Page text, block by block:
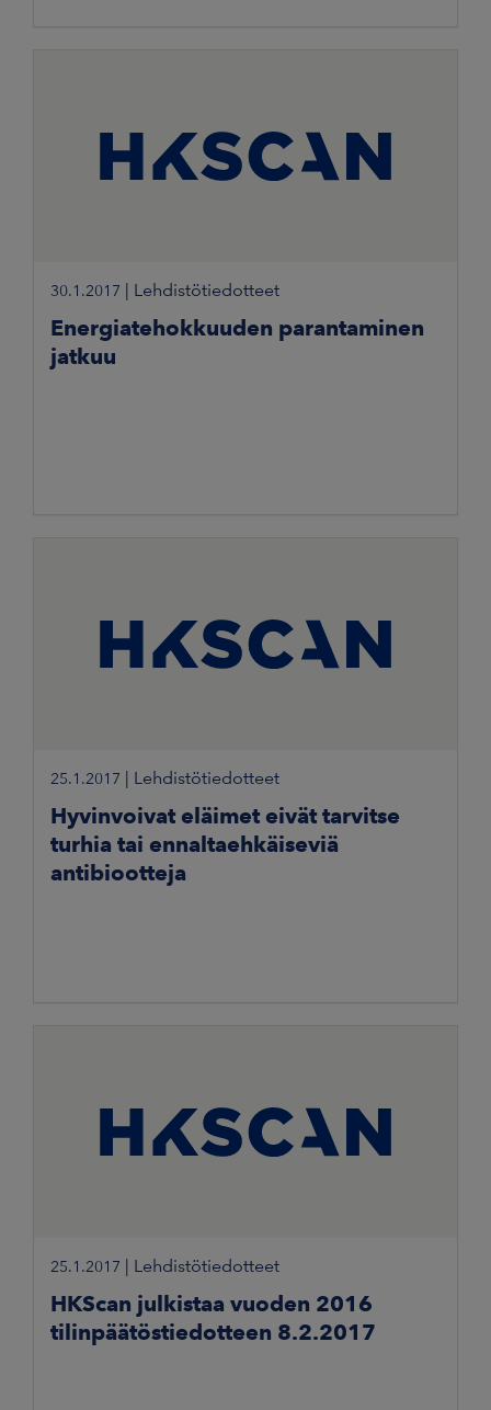
30.1.2017 Lehdistötiedotteet
Energiatehokkuuden parantaminen
jatkuu
25.1.2017 Lehdistötiedotteet
Hyvinvoivat eläimet eivät tarvitse
turhia tai ennaltaehkäiseviä
antibiootteja
25.1.2017 Lehdistötiedotteet
HKScan julkistaa vuoden 2016
tilinpäätöstiedotteen 8.2.2017